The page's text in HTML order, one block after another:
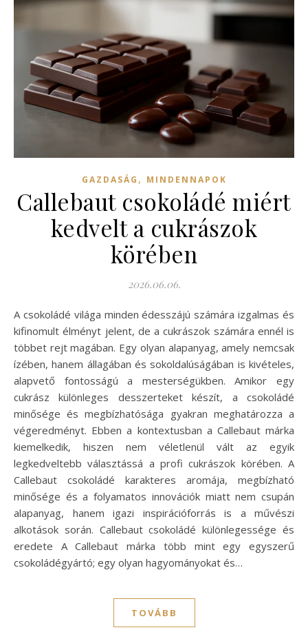
GAZDASÁG , MINDENNAPOK
Callebaut csokoládé miért
kedvelt a cukrászok
körében
2026.06.06.
A csokoládé világa minden édesszájú számára izgalmas és
kifinomult élményt jelent, de a cukrászok számára ennél is
többet rejt magában. Egy olyan alapanyag, amely nemcsak
ízében, hanem állagában és sokoldalúságában is kivételes,
alapvető fontosságú a mesterségükben. Amikor egy
cukrász különleges desszerteket készít, a csokoládé
minősége és megbízhatósága gyakran meghatározza a
végeredményt. Ebben a kontextusban a Callebaut márka
kiemelkedik, hiszen nem véletlenül vált az egyik
legkedveltebb választássá a profi cukrászok körében. A
Callebaut csokoládé karakteres aromája, megbízható
minősége és a folyamatos innovációk miatt nem csupán
alapanyag, hanem igazi inspirációforrás is a művészi
alkotások során. Callebaut csokoládé különlegessége és
eredete A Callebaut márka több mint egy egyszerű
csokoládégyártó; egy olyan hagyományokat és…
TOVÁBB